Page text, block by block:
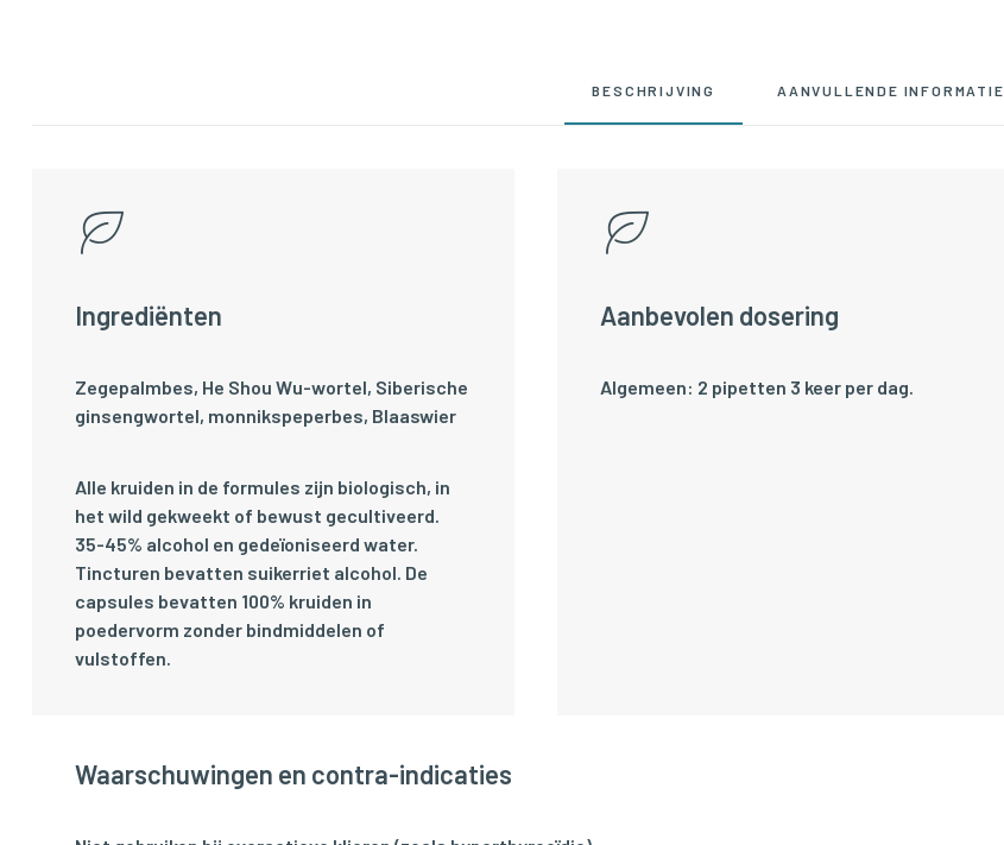
BESCHRIJVING AANVULLENDE INFORMATIE
Ingrediënten
Zegepalmbes, He Shou Wu-wortel, Siberische
ginsengwortel, monnikspeperbes, Blaaswier
Alle kruiden in de formules zijn biologisch, in
het wild gekweekt of bewust gecultiveerd.
35-45% alcohol en gedeïoniseerd water.
Tincturen bevatten suikerriet alcohol. De
capsules bevatten 100% kruiden in
poedervorm zonder bindmiddelen of
vulstoffen.
Aanbevolen dosering
Algemeen: 2 pipetten 3 keer per dag.
Waarschuwingen en contra-indicaties